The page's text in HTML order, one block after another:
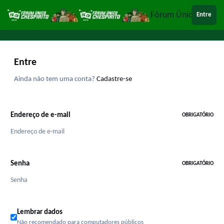
Fórum ÚnicoEntre
Entre
Ainda não tem uma conta? Cadastre-se
Endereço de e-mail OBRIGATÓRIO
Senha OBRIGATÓRIO
Lembrar dados
Não recomendado para computadores públicos